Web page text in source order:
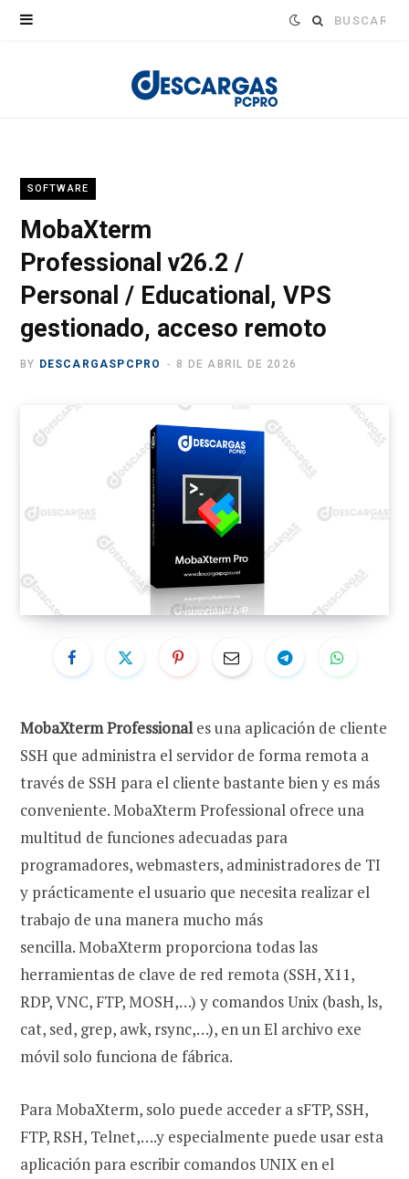
Buscar:
SOFTWARE
MobaXterm
Professional v26.2 /
Personal / Educational, VPS
gestionado, acceso remoto
BY DESCARGASPCPRO 8 DE ABRIL DE 2026
MobaXterm Professionales una aplicación de cliente
SSH que administra el servidor de forma remota a
través de SSH para el cliente bastante bien y es más
conveniente. MobaXterm Professional ofrece una
multitud de funciones adecuadas para
programadores, webmasters, administradores de TI
y prácticamente el usuario que necesita realizar el
trabajo de una manera mucho más
sencilla. MobaXterm proporciona todas las
herramientas de clave de red remota (SSH, X11,
RDP, VNC, FTP, MOSH,…) y comandos Unix (bash, ls,
cat, sed, grep, awk, rsync,…), en un El archivo exe
móvil solo funciona de fábrica.
Para MobaXterm, solo puede acceder a sFTP, SSH,
FTP, RSH, Telnet,….y especialmente puede usar esta
aplicación para escribir comandos UNIX en el